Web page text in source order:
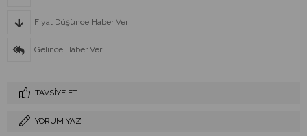
Fiyat Düşünce Haber Ver
Gelince Haber Ver
TAVSIYE ET
YORUM YAZ